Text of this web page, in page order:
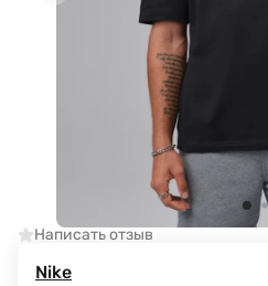
Написать отзыв
Nike